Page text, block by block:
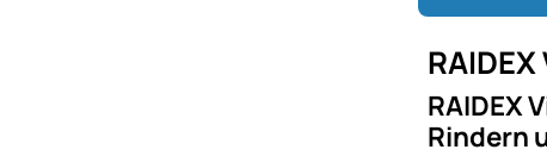
RAIDEX
Rindern